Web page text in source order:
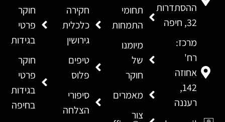
ההסתדרות
32, חיפה
מרכז:
רח'
אחוזה
142,
רעננה
תחומי
התמחות
מיומנו
של
חוקר
מאמרים
צור
חקירה
כלכלית
גירושין
טיפים
פלוס
סיפורי
הצלחה
חוקר
פרטי
בגידות
חוקר
פרטי
בגידות
בחיפה